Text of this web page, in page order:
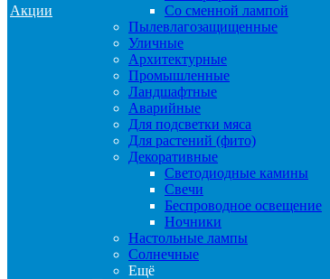
Акции
Со сменной лампой
Пылевлагозащищенные
Уличные
Архитектурные
Промышленные
Ландшафтные
Аварийные
Для подсветки мяса
Для растений (фито)
Декоративные
Светодиодные камины
Свечи
Беспроводное освещение
Ночники
Настольные лампы
Солнечные
Ещё